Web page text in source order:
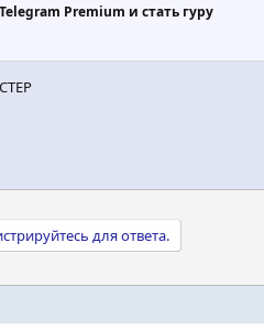
Premium и стать гуру
для ответа.